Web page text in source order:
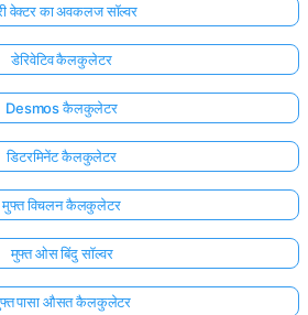
वेक्टर का अवकलज सॉल्वर
डेरिवेटिव कैलकुलेटर
Desmos कैलकुलेटर
डिटरमिनेंट कैलकुलेटर
मुफ्त विचलन कैलकुलेटर
मुफ्त ओस बिंदु सॉल्वर
पासा औसत कैलकुलेटर